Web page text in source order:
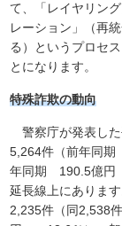
て、「レイヤリン
レーション」（再
る）というプロセ
とになります。
特殊詐欺の動向
警察庁が発表した
5,264件（前年同
年同期 190.5億円
延長線上にありま
2,235件（同2,538